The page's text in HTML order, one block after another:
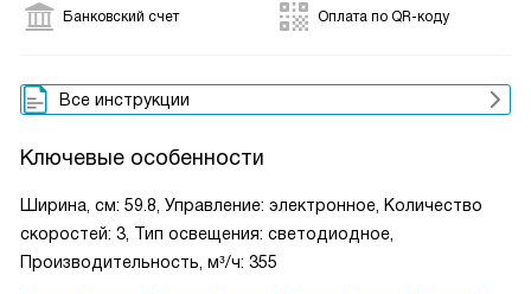
Банковский счет Оплата по QR-коду
Все инструкции
Ключевые особенности
Ширина, см: 59.8, Управление: электронное, Количество
скоростей: 3, Тип освещения: светодиодное,
Производительность, м³/ч: 355